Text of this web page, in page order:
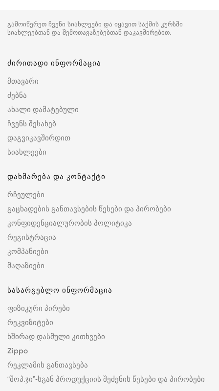
გამოიწერეთ ჩვენი სიახლეები და იყავით საქმის კურსში
სიახლეებთან და შემოთავაზებებთან დაკავშირებით.
ძირითადი ინფორმაცია
მთავარი
ძებნა
ახალი დამატებული
ჩვენს შესახებ
დაგვიკავშირდით
სიახლეები
დახმარება და კონტაქტი
რჩეულები
გაცხადების განთავსების წესები და პირობები
კონფიდენციალურობის პოლიტიკა
რეგისტრაცია
კომპანიები
მაღაზიები
სასარგებლო ინფორმაცია
ფიზიკური პირები
რეკვიზიტები
ხშირად დასმული კითხვები
Zippo
რეკლამის განთავსება
“შოპ.ჯი”-სგან პროდუქციის შეძენის წესები და პირობები